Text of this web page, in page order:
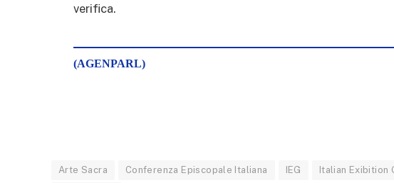
verifica.
(AGENPARL)
Arte Sacra Conferenza Episcopale Italiana IEG Italian Exibition